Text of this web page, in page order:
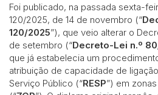
Foi publicado, na passada sexta-
120/2025, de 14 de novembro (“
120/2025”), que veio alterar o
de setembro (“Decreto-Lei n.º
que já estabelecia um
atribuição de capacidade de
Serviço Público (“RESP”) em